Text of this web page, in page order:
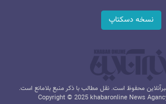
نسخه دسکتاپ
محفوظ است. نقل مطالب با ذکر منبع بلامانع است.
Copyright © 2025 khabaronline News